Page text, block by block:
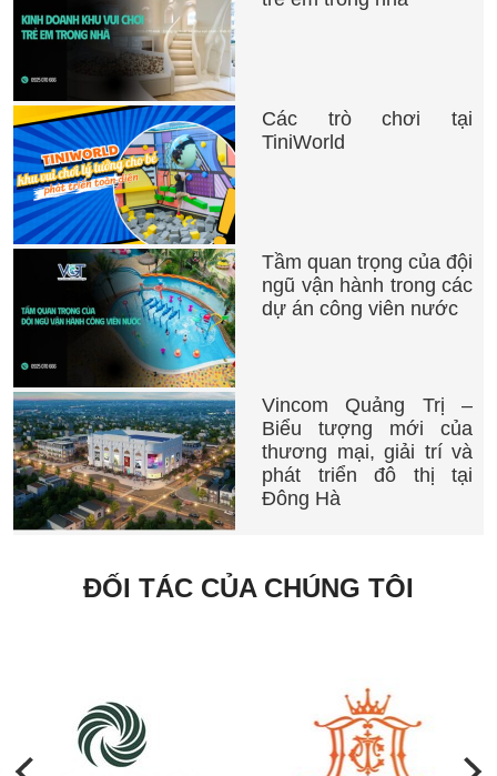
Các trò chơi tại
TiniWorld
Tầm quan trọng của đội
ngũ vận hành trong các
dự án công viên nước
Vincom Quảng Trị –
Biểu tượng mới của
thương mại, giải trí và
phát triển đô thị tại
Đông Hà
ĐỐI TÁC CỦA CHÚNG TÔI